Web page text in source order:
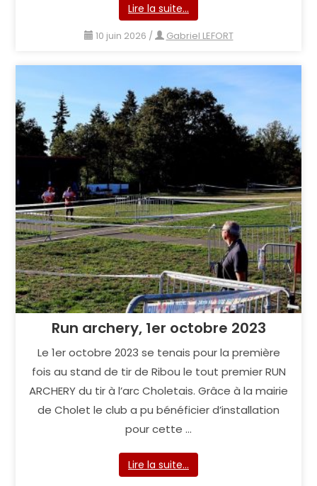
Lire la suite…
10 juin 2026 / Gabriel LEFORT
Run archery, 1er octobre 2023
Le 1er octobre 2023 se tenais pour la première
fois au stand de tir de Ribou le tout premier RUN
ARCHERY du tir à l’arc Choletais. Grâce à la mairie
de Cholet le club a pu bénéficier d’installation
pour cette …
Lire la suite…